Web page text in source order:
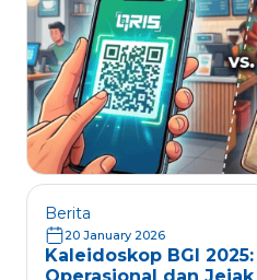
Berita
20 January 2026
Kaleidoskop BGI